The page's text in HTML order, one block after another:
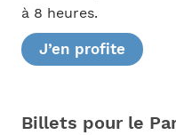
à 8 heures.
J’en profite
Billets pour le